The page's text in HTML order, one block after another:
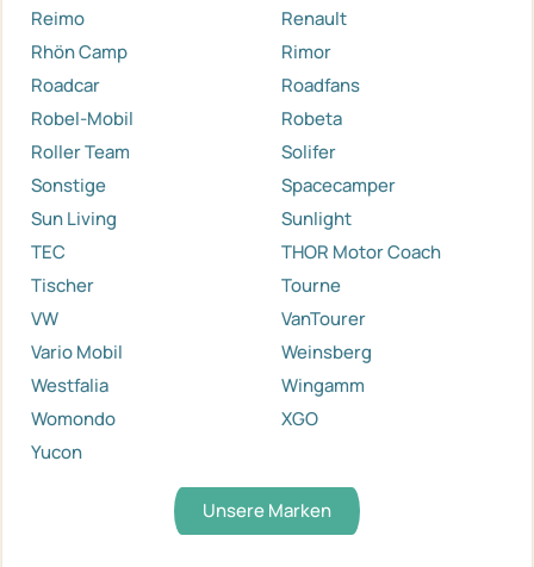
Reimo
Renault
Rhön Camp
Rimor
Roadcar
Roadfans
Robel-Mobil
Robeta
Roller Team
Solifer
Sonstige
Spacecamper
Sun Living
Sunlight
TEC
THOR Motor Coach
Tischer
Tourne
VW
VanTourer
Vario Mobil
Weinsberg
Westfalia
Wingamm
Womondo
XGO
Yucon
Unsere Marken